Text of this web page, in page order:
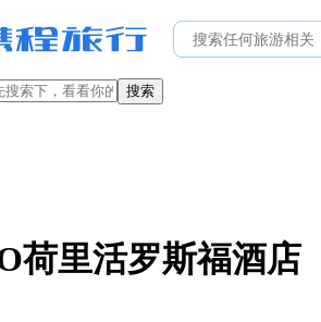
搜索
荷里活罗斯福酒店